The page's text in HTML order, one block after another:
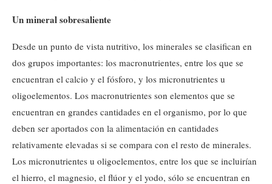
Un mineral sobresaliente
Desde un punto de vista nutritivo, los minerales se clasifican en
dos grupos importantes: los macronutrientes, entre los que se
encuentran el calcio y el fósforo, y los micronutrientes u
oligoelementos. Los macronutrientes son elementos que se
encuentran en grandes cantidades en el organismo, por lo que
deben ser aportados con la alimentación en cantidades
relativamente elevadas si se compara con el resto de minerales.
Los micronutrientes u oligoelementos, entre los que se incluirían
el hierro, el magnesio, el flúor y el yodo, sólo se encuentran en